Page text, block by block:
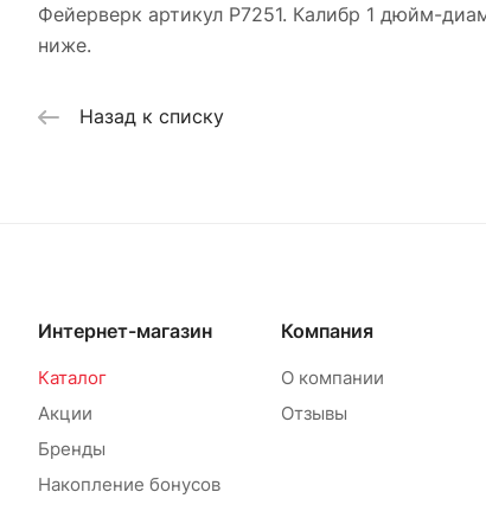
Фейерверк артикул Р7251. Калибр 1 дюйм-
ниже.
Назад к списку
Интернет-магазин
Каталог
Акции
Бренды
Накопление бонусов
Компания
О компании
Отзывы